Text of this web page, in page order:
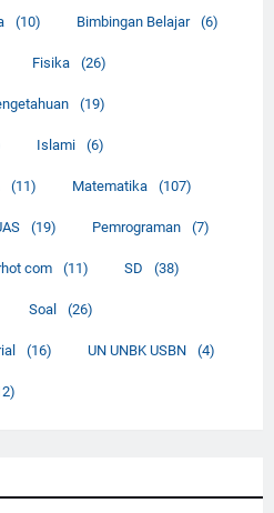
(10) Bimbingan Belajar (6)
Fisika (26)
(19)
Islami (6)
(11) Matematika (107)
(19) Pemrograman (7)
com (11) SD (38)
Soal (26)
(16) UN UNBK USBN (4)